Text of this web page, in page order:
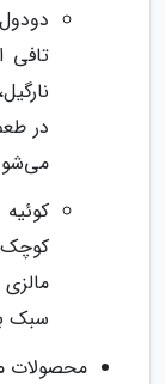
تافی
در
کوچک
سبک
محصولات